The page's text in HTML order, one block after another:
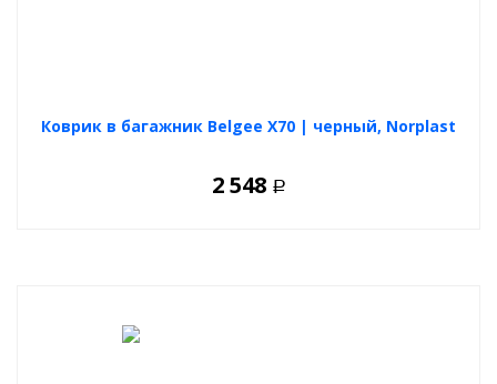
Коврик в багажник Belgee X70 | черный, Norplast
2 548 Р